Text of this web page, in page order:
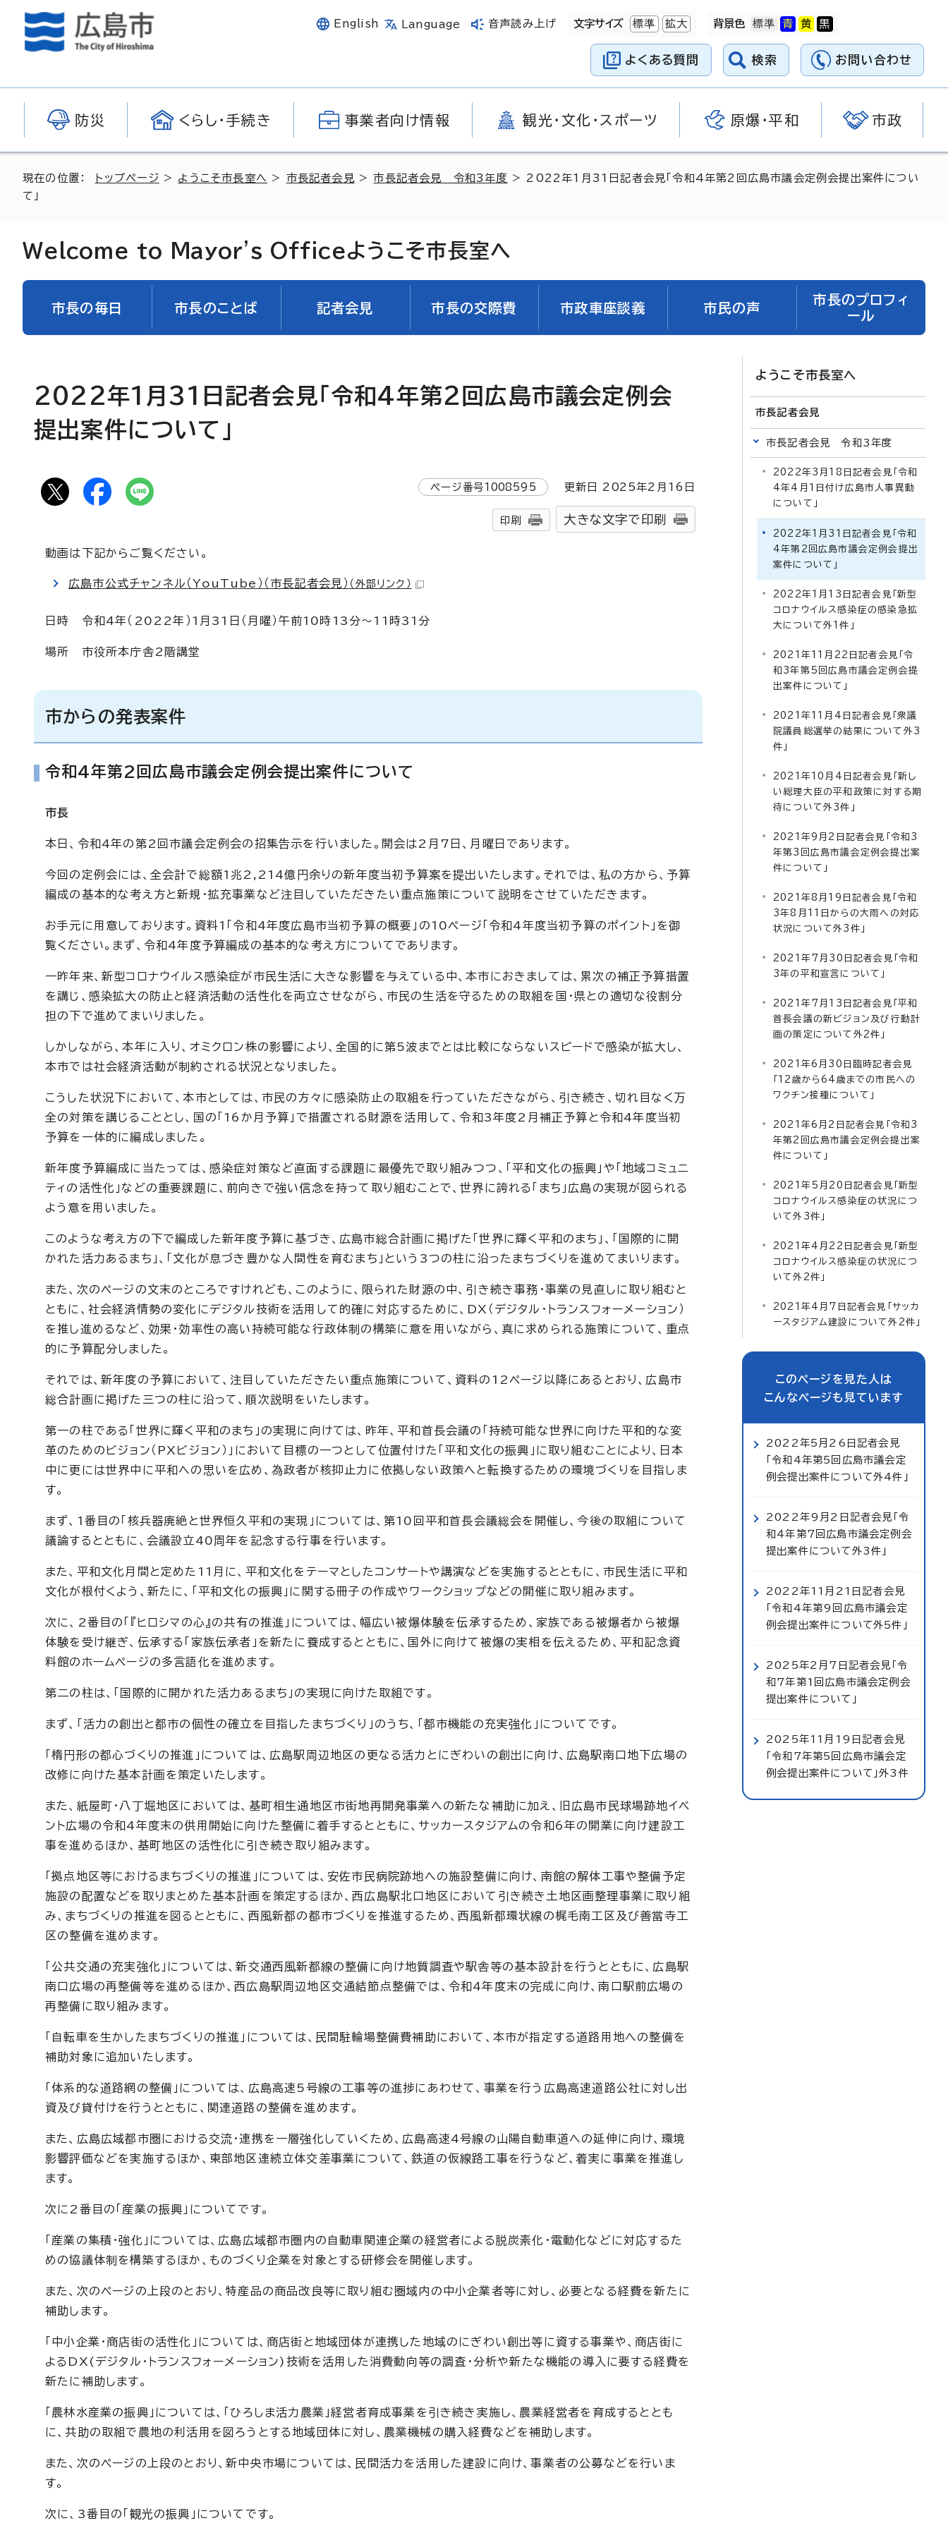
English Language 音声読み上げ 文字サイズ 標準 拡大 背景色
よくある質問 検索 お問い合わせ
防災 くらし・手続き 事業者向け情報 観光・文化・スポーツ 原爆・平和 市政
現在の位置： トップページ > ようこそ市長室へ > 市長記者会見>市長記者会見 令和3年度 > 2022年1月31日記者会見「令和4年第2回広島市議会定例会提出案件につい
て」
Welcome to Mayor's Officeようこそ市長室へ
市長の毎日 市長のことば 記者会見 市長の交際費 市政車座談義 市民の声
市長のプロフィ
ール
2022年1月31日記者会見「令和4年第2回広島市議会定例会
提出案件について」
ページ番号1008595 更新日 2025年2月 16 日
印刷 大きな文字で印刷
動画は下記からご覧ください。
広島市公式チャンネル（YouTube）（市長記者会見） （外部リンク）
日時 令和4年（2022年）1月31日（月曜）午前10時13分～11時31分
場所 市役所本庁舎2階講堂
市からの発表案件
令和4年第2回広島市議会定例会提出案件について
市長
本日、令和4年の第2回市議会定例会の招集告示を行いました。開会は2月7日、月曜日であります。
今回の定例会には、全会計で総額1兆2,214億円余りの新年度当初予算案を提出いたします。それでは、私の方から、予算
編成の基本的な考え方と新規・拡充事業など注目していただきたい重点施策について説明をさせていただきます。
お手元に用意しております。資料1「令和4年度広島市当初予算の概要」の10ページ「令和4年度当初予算のポイント」を御
覧ください。まず、令和4年度予算編成の基本的な考え方についてであります。
一昨年来、新型コロナウイルス感染症が市民生活に大きな影響を与えている中、本市におきましては、累次の補正予算措置
を講じ、感染拡大の防止と経済活動の活性化を両立させながら、市民の生活を守るための取組を国・県との適切な役割分
担の下で進めてまいりました。
しかしながら、本年に入り、オミクロン株の影響により、全国的に第5波までとは比較にならないスピードで感染が拡大し、
本市では社会経済活動が制約される状況となりました。
こうした状況下において、本市としては、市民の方々に感染防止の取組を行っていただきながら、引き続き、切れ目なく万
全の対策を講じることとし、国の「16か月予算」で措置される財源を活用して、令和3年度2月補正予算と令和4年度当初
予算を一体的に編成しました。
新年度予算編成に当たっては、感染症対策など直面する課題に最優先で取り組みつつ、「平和文化の振興」や「地域コミュニ
ティの活性化」などの重要課題に、前向きで強い信念を持って取り組むことで、世界に誇れる「まち」広島の実現が図られる
よう意を用いました。
このような考え方の下で編成した新年度予算に基づき、広島市総合計画に掲げた「世界に輝く平和のまち」、「国際的に開
かれた活力あるまち」、「文化が息づき豊かな人間性を育むまち」という3つの柱に沿ったまちづくりを進めてまいります。
また、次のページの文末のところですけれども、このように、限られた財源の中、引き続き事務・事業の見直しに取り組むと
ともに、社会経済情勢の変化にデジタル技術を活用して的確に対応するために、DX（デジタル・トランスフォーメーション）
を推し進めるなど、効果・効率性の高い持続可能な行政体制の構築に意を用いながら、真に求められる施策について、重点
的に予算配分しました。
それでは、新年度の予算において、注目していただきたい重点施策について、資料の12ページ以降にあるとおり、広島市
総合計画に掲げた三つの柱に沿って、順次説明をいたします。
第一の柱である「世界に輝く平和のまち」の実現に向けては、昨年、平和首長会議の「持続可能な世界に向けた平和的な変
革のためのビジョン（PXビジョン）」において目標の一つとして位置付けた「平和文化の振興」に取り組むことにより、日本
中に更には世界中に平和への思いを広め、為政者が核抑止力に依拠しない政策へと転換するための環境づくりを目指しま
す。
まず、1番目の「核兵器廃絶と世界恒久平和の実現」については、第10回平和首長会議総会を開催し、今後の取組について
議論するとともに、会議設立40周年を記念する行事を行います。
また、平和文化月間と定めた11月に、平和文化をテーマとしたコンサートや講演などを実施するとともに、市民生活に平和
文化が根付くよう、新たに、「平和文化の振興」に関する冊子の作成やワークショップなどの開催に取り組みます。
次に、2番目の「『ヒロシマの心』の共有の推進」については、幅広い被爆体験を伝承するため、家族である被爆者から被爆
体験を受け継ぎ、伝承する「家族伝承者」を新たに養成するとともに、国外に向けて被爆の実相を伝えるため、平和記念資
料館のホームページの多言語化を進めます。
第二の柱は、「国際的に開かれた活力あるまち」の実現に向けた取組です。
まず、「活力の創出と都市の個性の確立を目指したまちづくり」のうち、「都市機能の充実強化」についてです。
「楕円形の都心づくりの推進」については、広島駅周辺地区の更なる活力とにぎわいの創出に向け、広島駅南口地下広場の
改修に向けた基本計画を策定いたします。
また、紙屋町・八丁堀地区においては、基町相生通地区市街地再開発事業への新たな補助に加え、旧広島市民球場跡地イベ
ント広場の令和4年度末の供用開始に向けた整備に着手するとともに、サッカースタジアムの令和6年の開業に向け建設工
事を進めるほか、基町地区の活性化に引き続き取り組みます。
「拠点地区等におけるまちづくりの推進」については、安佐市民病院跡地への施設整備に向け、南館の解体工事や整備予定
施設の配置などを取りまとめた基本計画を策定するほか、西広島駅北口地区において引き続き土地区画整理事業に取り組
み、まちづくりの推進を図るとともに、西風新都の都市づくりを推進するため、西風新都環状線の梶毛南工区及び善當寺工
区の整備を進めます。
「公共交通の充実強化」については、新交通西風新都線の整備に向け地質調査や駅舎等の基本設計を行うとともに、広島駅
南口広場の再整備等を進めるほか、西広島駅周辺地区交通結節点整備では、令和4年度末の完成に向け、南口駅前広場の
再整備に取り組みます。
「自転車を生かしたまちづくりの推進」については、民間駐輪場整備費補助において、本市が指定する道路用地への整備を
補助対象に追加いたします。
「体系的な道路網の整備」については、広島高速5号線の工事等の進捗にあわせて、事業を行う広島高速道路公社に対し出
資及び貸付けを行うとともに、関連道路の整備を進めます。
また、広島広域都市圏における交流・連携を一層強化していくため、広島高速4号線の山陽自動車道への延伸に向け、環境
影響評価などを実施するほか、東部地区連続立体交差事業について、鉄道の仮線路工事を行うなど、着実に事業を推進し
ます。
次に2番目の「産業の振興」についてです。
「産業の集積・強化」については、広島広域都市圏内の自動車関連企業の経営者による脱炭素化・電動化などに対応するた
めの協議体制を構築するほか、ものづくり企業を対象とする研修会を開催します。
また、次のページの上段のとおり、特産品の商品改良等に取り組む圏域内の中小企業者等に対し、必要となる経費を新たに
補助します。
「中小企業・商店街の活性化」については、商店街と地域団体が連携した地域のにぎわい創出等に資する事業や、商店街に
よるDX(デジタル・トランスフォーメーション)技術を活用した消費動向等の調査・分析や新たな機能の導入に要する経費を
新たに補助します。
「農林水産業の振興」については、「ひろしま活力農業」経営者育成事業を引き続き実施し、農業経営者を育成するととも
に、共助の取組で農地の利活用を図ろうとする地域団体に対し、農業機械の購入経費などを補助します。
また、次のページの上段のとおり、新中央市場については、民間活力を活用した建設に向け、事業者の公募などを行いま
す。
次に、3番目の「観光の振興」についてです。
ようこそ市長室へ
市長記者会見
市長記者会見 令和3年度
2022年3月18日記者会見「令和
4年4月1日付け広島市人事異動
について」
2022年1月31日記者会見「令和
4年第2回広島市議会定例会提出
案件について」
2022年1月13日記者会見「新型
コロナウイルス感染症の感染急拡
大について外1件」
2021年11月22日記者会見「令
和3年第5回広島市議会定例会提
出案件について」
2021年11月4日記者会見「衆議
院議員総選挙の結果について外3
件」
2021年10月4日記者会見「新し
い総理大臣の平和政策に対する期
待について外3件」
2021年9月2日記者会見「令和3
年第3回広島市議会定例会提出案
件について」
2021年8月19日記者会見「令和
3年8月11日からの大雨への対応
状況について外3件」
2021年7月30日記者会見「令和
3年の平和宣言について」
2021年7月13日記者会見「平和
首長会議の新ビジョン及び行動計
画の策定について外2件」
2021年6月30日臨時記者会見
「12歳から64歳までの市民への
ワクチン接種について」
2021年6月2日記者会見「令和3
年第2回広島市議会定例会提出案
件について」
2021年5月20日記者会見「新型
コロナウイルス感染症の状況につ
いて外3件」
2021年4月22日記者会見「新型
コロナウイルス感染症の状況につ
いて外2件」
2021年4月7日記者会見「サッカ
ースタジアム建設について外2件」
このページを見た人は
こんなページも見ています
2022年5月26日記者会見
「令和4年第5回広島市議会定
例会提出案件について外4件」
2022年9月2日記者会見「令
和4年第7回広島市議会定例会
提出案件について外3件」
2022年11月21日記者会見
「令和4年第9回広島市議会定
例会提出案件について外5件」
2025年2月7日記者会見「令
和7年第1回広島市議会定例会
提出案件について」
2025年11月19日記者会見
「令和7年第5回広島市議会定
例会提出案件について」外3件